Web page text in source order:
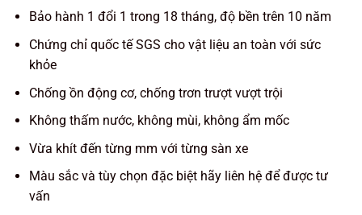
Bảo hành 1 đổi 1 trong 18 tháng, độ bền trên 10 năm
Chứng chỉ quốc tế SGS cho vật liệu an toàn với sức
khỏe
Chống ồn động cơ, chống trơn trượt vượt trội
Không thấm nước, không mùi, không ẩm mốc
Vừa khít đến từng mm với từng sàn xe
Màu sắc và tùy chọn đặc biệt hãy liên hệ để được tư
vấn